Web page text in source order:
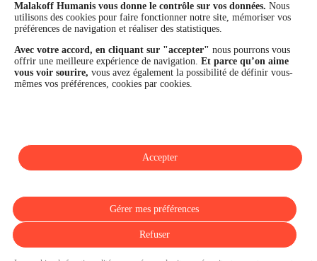
financière et la performance du Groupe sont confirmées par une
notation A+ attribuée depuis 4 ans par S&P Global Ratings et
Fitch Ratings. Sur les plans extra-financiers, Malakoff Humanis
figure parmi les 2% des entreprises les mieux notées au monde
en matière de critères RSE (Ecovadis, niveau Gold - 81/100 en
2026). Enfin, Malakoff Humanis est certifié Top Employer France
par le Top Employers Institute depuis 3 ans.
Malakoff Humanis vous donne le contrôle sur vos données. Nous
utilisons des cookies pour faire fonctionner notre site, mémoriser vos
préférences de navigation et réaliser des statistiques.
Avec votre accord, en cliquant sur "accepter" nous pourrons vous
offrir une meilleure expérience de navigation. Et parce qu’on aime
vous voir sourire, vous avez également la possibilité de définir vous-
mêmes vos préférences, cookies par cookies.
Refuser
Gérer mes préférences
Accepter